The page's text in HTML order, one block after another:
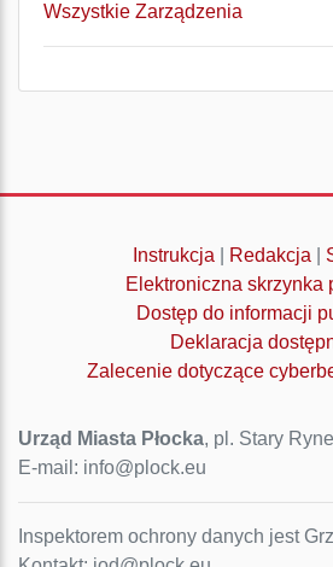
Wszystkie Zarządzenia
Instrukcja Redakcja
Elektroniczna skrzynka
Dostęp do informacji
Deklaracja
Zalecenie dotyczące
Urząd Miasta Płocka, pl. Stary
E-mail: info@plock.eu
Inspektorem ochrony danych jest